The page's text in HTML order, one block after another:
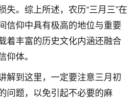
失。综上所述，农历“三月三”在
信仰中具有极高的地位与重要
着丰富的历史文化内涵还融合
仰体。
解到这里，一定要注意三月初
问题，以免引起不必要的麻
找老师看看，人有时不服命不行
我也做餐饮的，生意不算大，但
都是找慧来老师跟进的，选
但是我家生意还可以，前几天又
补财库，希望财运更好一点！